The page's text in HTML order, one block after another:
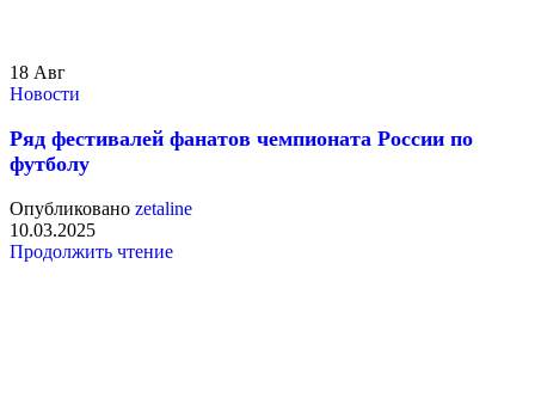
18 Авг
Новости
Ряд фестивалей фанатов чемпионата России по
футболу
Опубликовано zetaline
10.03.2025
Продолжить чтение